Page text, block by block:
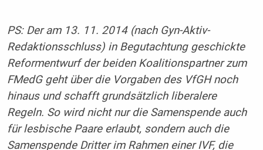
PS: Der am 13. 11. 2014 (nach Gyn-Aktiv-
Redaktionsschluss) in Begutachtung geschickte
Reformentwurf der beiden Koalitionspartner zum
FMedG geht über die Vorgaben des VfGH noch
hinaus und schafft grundsätzlich liberalere
Regeln. So wird nicht nur die Samenspende auch
für lesbische Paare erlaubt, sondern auch die
Samenspende Dritter im Rahmen einer IVF, die